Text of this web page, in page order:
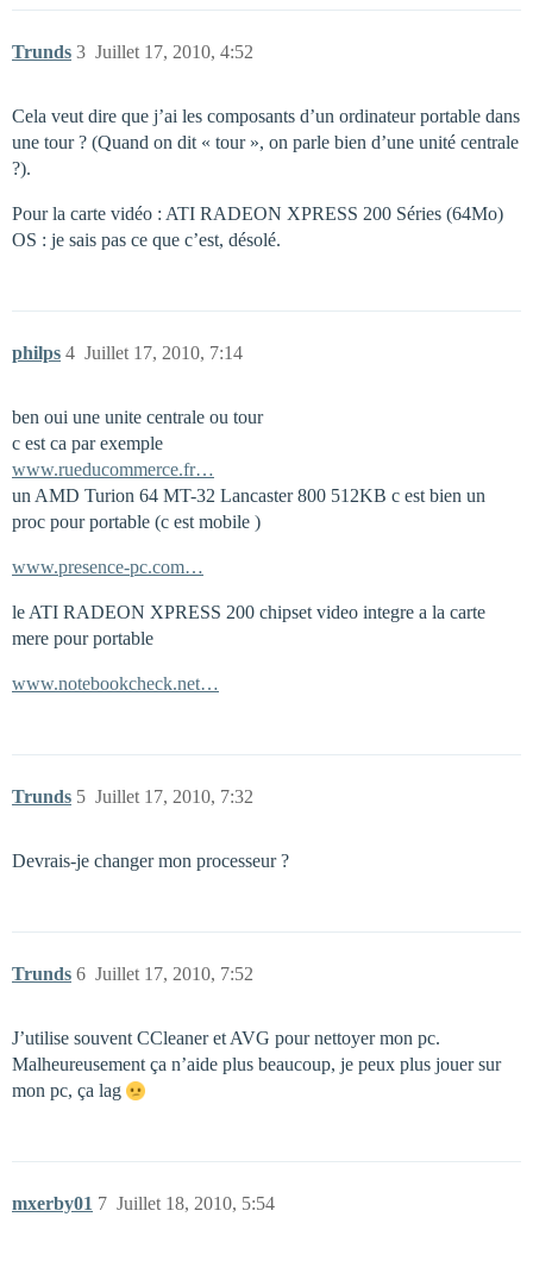
Trunds Juillet 17, 2010, 4:52
3
Cela veut dire que j’ai les composants d’un ordinateur portable dans
une tour ? (Quand on dit « tour », on parle bien d’une unité centrale
?).
Pour la carte vidéo : ATI RADEON XPRESS 200 Séries (64Mo)
OS : je sais pas ce que c’est, désolé.
philps Juillet 17, 2010, 7:14
4
ben oui une unite centrale ou tour
c est ca par exemple
www.rueducommerce.fr…
un AMD Turion 64 MT-32 Lancaster 800 512KB c est bien un
proc pour portable (c est mobile )
www.presence-pc.com…
le ATI RADEON XPRESS 200 chipset video integre a la carte
mere pour portable
www.notebookcheck.net…
Trunds Juillet 17, 2010, 7:32
5
Devrais-je changer mon processeur ?
Trunds Juillet 17, 2010, 7:52
6
J’utilise souvent CCleaner et AVG pour nettoyer mon pc.
Malheureusement ça n’aide plus beaucoup, je peux plus jouer sur
mon pc, ça lag
mxerby01 Juillet 18, 2010, 5:54
7